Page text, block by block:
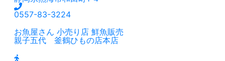
0557-83-3224
お魚屋さん 小売り店 鮮魚販売
親子五代 釜鶴ひもの店本店